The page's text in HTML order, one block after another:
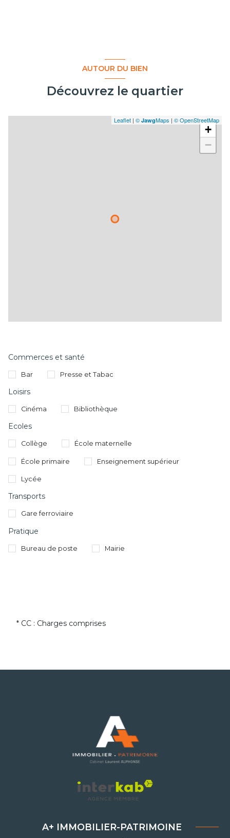
AUTOUR DU BIEN
Découvrez le quartier
+
−
Leaflet | © JawgMaps | © OpenStreetMap
Commerces et santé
Bar Presse et Tabac
Loisirs
Cinéma Bibliothèque
Ecoles
Collège École maternelle
École primaire Enseignement supérieur
Lycée
Transports
Gare ferroviaire
Pratique
Bureau de poste Mairie
* CC : Charges comprises
A+ IMMOBILIER-PATRIMOINE